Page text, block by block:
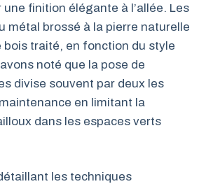
finition élégante à l’allée. Les
métal brossé à la pierre naturelle
bois traité, en fonction du style
noté que la pose de
divise souvent par deux les
en limitant la
dans les espaces verts
les techniques